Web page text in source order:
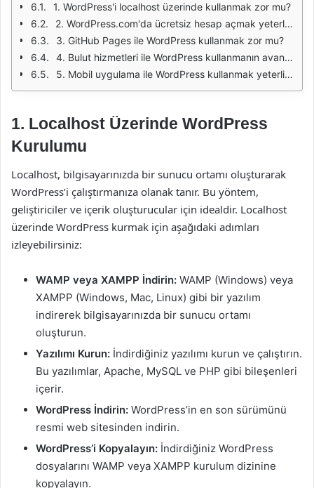
1. WordPress'i localhost üzerinde kullanmak zor mu?
2. WordPress.com'da ücretsiz hesap açmak yeterli mi?
3. GitHub Pages ile WordPress kullanmak zor mu?
4. Bulut hizmetleri ile WordPress kullanmanın avantajları nelerdir?
5. Mobil uygulama ile WordPress kullanmak yeterli mi?
1. Localhost Üzerinde WordPress
Kurulumu
Localhost, bilgisayarınızda bir sunucu ortamı oluşturarak
WordPress’i çalıştırmanıza olanak tanır. Bu yöntem,
geliştiriciler ve içerik oluşturucular için idealdir. Localhost
üzerinde WordPress kurmak için aşağıdaki adımları
izleyebilirsiniz:
WAMP veya XAMPP İndirin: WAMP (Windows) veya
XAMPP (Windows, Mac, Linux) gibi bir yazılım
indirerek bilgisayarınızda bir sunucu ortamı
oluşturun.
Yazılımı Kurun: İndirdiğiniz yazılımı kurun ve çalıştırın.
Bu yazılımlar, Apache, MySQL ve PHP gibi bileşenleri
içerir.
WordPress İndirin: WordPress’in en son sürümünü
resmi web sitesinden indirin.
WordPress’i Kopyalayın: İndirdiğiniz WordPress
dosyalarını WAMP veya XAMPP kurulum dizinine
kopyalayın.